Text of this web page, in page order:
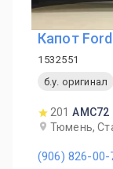
Капот
1532551
б.у. оригинал
201 AMC72
Тюмень,
(906) 826-00-